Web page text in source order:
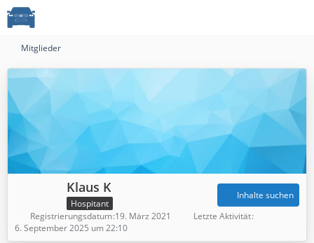
Mitglieder
Klaus K
Hospitant
Inhalte suchen
Registrierungsdatum 19. März 2021
Letzte Aktivität
6. September 2025 um 22:10